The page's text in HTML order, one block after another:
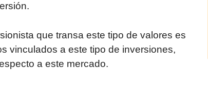
que transa este tipo de valores es
vinculados a este tipo de inversiones,
a este mercado.